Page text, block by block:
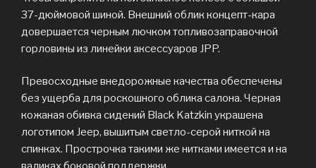
37-дюймовой шиной. Внешний облик концепт-кара
довершается черным лючком топливозаправочной
горловины из линейки аксессуаров JPP.
Превосходные внедорожные качества обеспечены
без ущерба для роскошного облика салона. Черная
кожаная обивка сидений Black Katzkin украшена
логотипом Jeep, вышитым светло-серой ниткой на
спинках. Прострочка такими же нитками имеется и на